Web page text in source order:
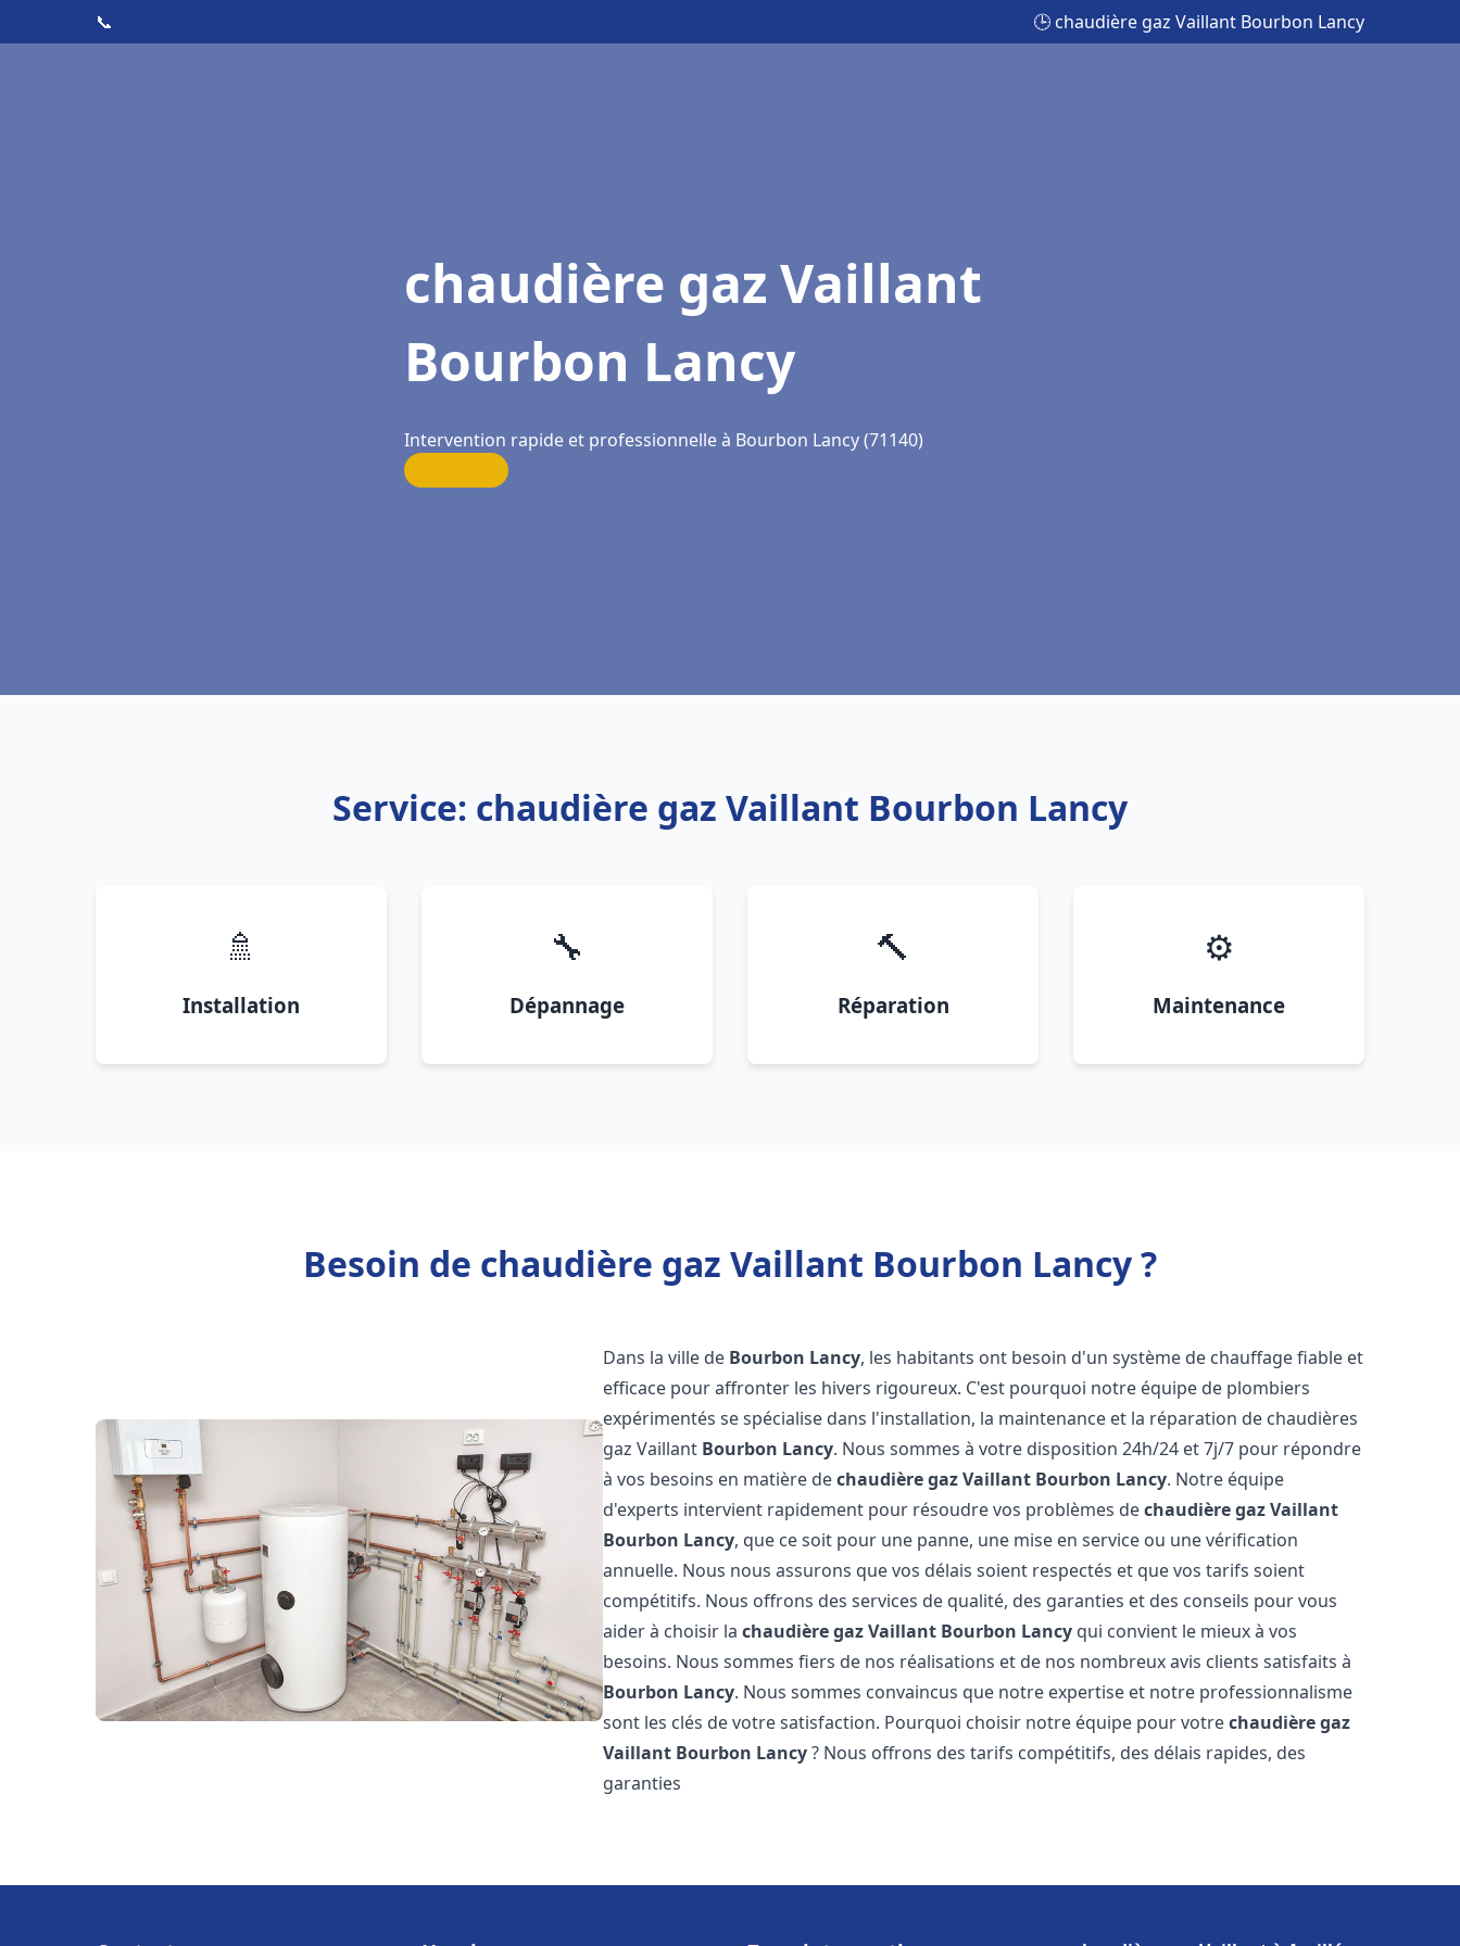
📞 🕒 chaudière gaz Vaillant Bourbon Lancy
chaudière gaz Vaillant
Bourbon Lancy
Intervention rapide et professionnelle à Bourbon Lancy (71140)
Service: chaudière gaz Vaillant Bourbon Lancy
🚿
Installation
🔧
Dépannage
🔨
Réparation
⚙️
Maintenance
Besoin de chaudière gaz Vaillant Bourbon Lancy ?
Dans la ville de Bourbon Lancy, les habitants ont besoin d'un système de chauffage fiable et
efficace pour affronter les hivers rigoureux. C'est pourquoi notre équipe de plombiers
expérimentés se spécialise dans l'installation, la maintenance et la réparation de chaudières
gaz Vaillant Bourbon Lancy. Nous sommes à votre disposition 24h/24 et 7j/7 pour répondre
à vos besoins en matière dechaudière gaz Vaillant Bourbon Lancy. Notre équipe
d'experts intervient rapidement pour résoudre vos problèmes dechaudière gaz Vaillant
Bourbon Lancy, que ce soit pour une panne, une mise en service ou une vérification
annuelle. Nous nous assurons que vos délais soient respectés et que vos tarifs soient
compétitifs. Nous offrons des services de qualité, des garanties et des conseils pour vous
aider à choisir lachaudière gaz Vaillant Bourbon Lancy qui convient le mieux à vos
besoins. Nous sommes fiers de nos réalisations et de nos nombreux avis clients satisfaits à
Bourbon Lancy. Nous sommes convaincus que notre expertise et notre professionnalisme
sont les clés de votre satisfaction. Pourquoi choisir notre équipe pour votrechaudière gaz
Vaillant Bourbon Lancy? Nous offrons des tarifs compétitifs, des délais rapides, des
garanties